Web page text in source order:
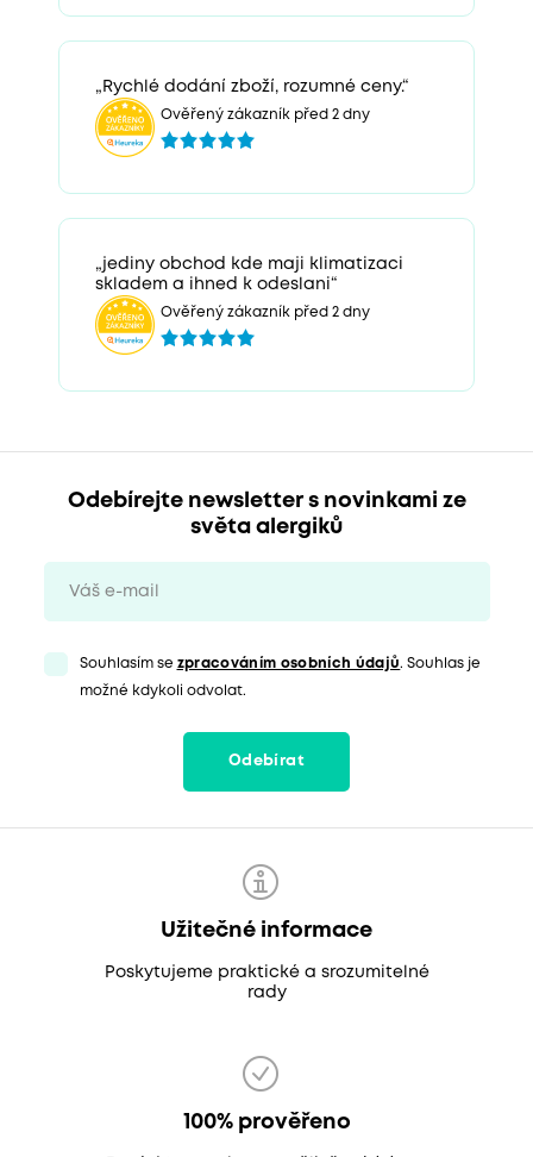
„Rychlé dodání zboží, rozumné ceny.“
Ověřený zákazník před 2 dny
„jediny obchod kde maji klimatizaci
skladem a ihned k odeslani“
Ověřený zákazník před 2 dny
Odebírejte newsletter s novinkami ze
světa alergiků
Souhlasím se zpracováním osobních údajů. Souhlas je
možné kdykoli odvolat.
Odebírat
Užitečné informace
Poskytujeme praktické a srozumitelné
rady
100% prověřeno